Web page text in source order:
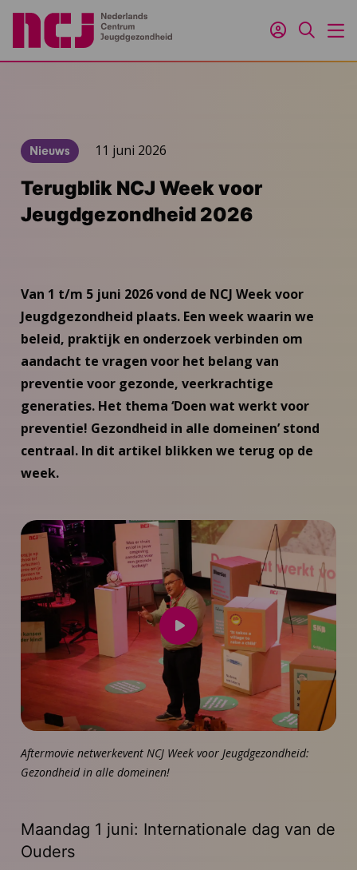
Inloggen
Zoeken
Nieuws 11 juni 2026
Terugblik NCJ Week voor
Jeugdgezondheid 2026
Van 1 t/m 5 juni 2026 vond de NCJ Week voor
Jeugdgezondheid plaats. Een week waarin we
beleid, praktijk en onderzoek verbinden om
aandacht te vragen voor het belang van
preventie voor gezonde, veerkrachtige
generaties. Het thema ‘Doen wat werkt voor
preventie! Gezondheid in alle domeinen’ stond
centraal. In dit artikel blikken we terug op de
week.
Speel
video
Aftermovie netwerkevent NCJ Week voor Jeugdgezondheid:
Gezondheid in alle domeinen!
Maandag 1 juni: Internationale dag van de
Ouders